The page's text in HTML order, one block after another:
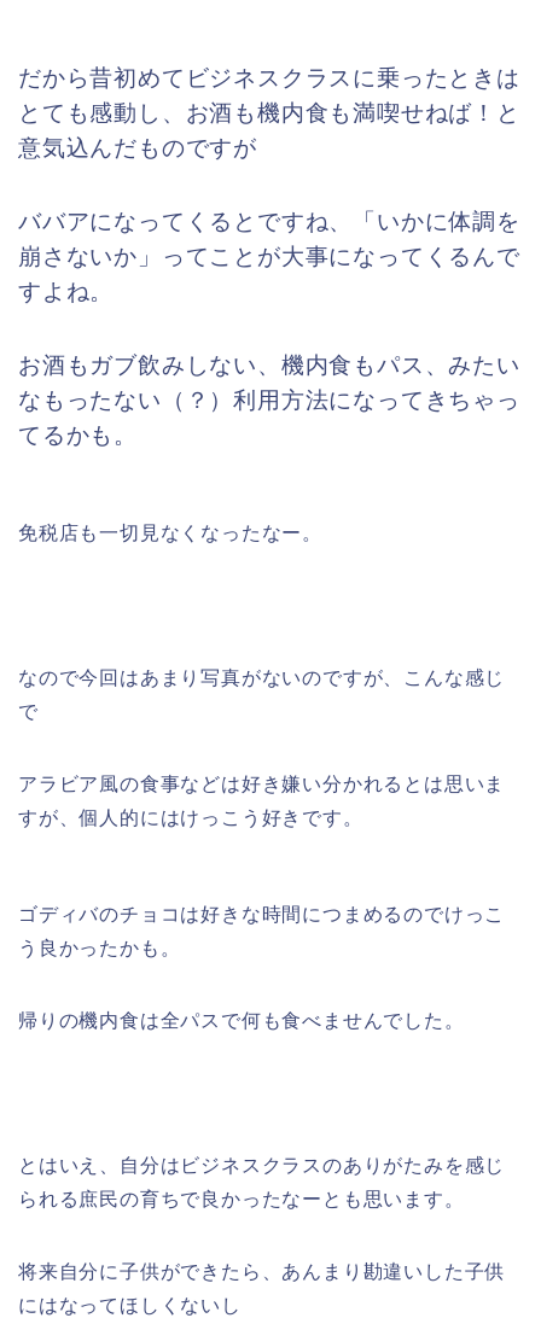
だから昔初めてビジネスクラスに乗ったときは
とても感動し、お酒も機内食も満喫せねば！と
意気込んだものですが
ババアになってくるとですね、「いかに体調を
崩さないか」ってことが大事になってくるんで
すよね。
お酒もガブ飲みしない、機内食もパス、みたい
なもったない（？）利用方法になってきちゃっ
てるかも。
免税店も一切見なくなったなー。
なので今回はあまり写真がないのですが、こんな感じ
で
アラビア風の食事などは好き嫌い分かれるとは思いま
すが、個人的にはけっこう好きです。
ゴディバのチョコは好きな時間につまめるのでけっこ
う良かったかも。
帰りの機内食は全パスで何も食べませんでした。
とはいえ、自分はビジネスクラスのありがたみを感じ
られる庶民の育ちで良かったなーとも思います。
将来自分に子供ができたら、あんまり勘違いした子供
にはなってほしくないし